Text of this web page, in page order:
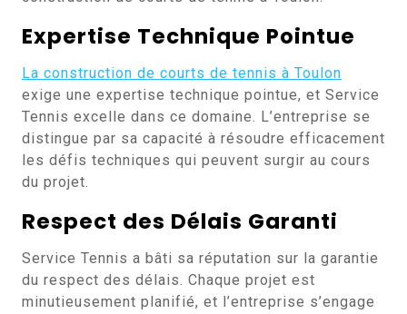
Expertise Technique Pointue
La construction de courts de tennis à Toulon
exige une expertise technique pointue, et Service
Tennis excelle dans ce domaine. L’entreprise se
distingue par sa capacité à résoudre efficacement
les défis techniques qui peuvent surgir au cours
du projet.
Respect des Délais Garanti
Service Tennis a bâti sa réputation sur la garantie
du respect des délais. Chaque projet est
minutieusement planifié, et l’entreprise s’engage